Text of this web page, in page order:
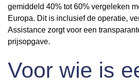
gemiddeld 40% tot 60% vergeleken
Europa. Dit is inclusief de operatie,
Assistance zorgt voor een
prijsopgave.
Voor wie is